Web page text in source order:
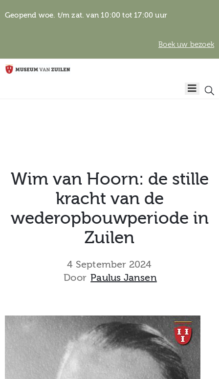
Geopend woe. t/m zat. van 10:00 tot 17:00 uur
Boek uw bezoek
Home
museum
Verhalen
Wim van Hoorn: de stille
kracht van de
wederopbouwperiode in
Zuilen
4 September 2024
Door Paulus Jansen
Algemene